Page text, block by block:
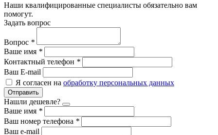
Наши квалифицированные специалисты обязательно вам
помогут.
Задать вопрос
Вопрос *
Ваше имя *
Контактный телефон *
Ваш E-mail
Я согласен на обработку персональных данных
Отправить
Нашли дешевле?
Ваше имя *
Ваш номер телефона *
Ваш e-mail